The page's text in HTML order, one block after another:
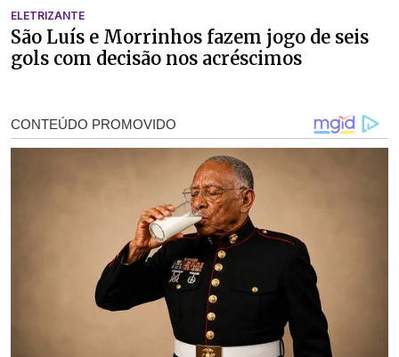
ELETRIZANTE
São Luís e Morrinhos fazem jogo de seis
gols com decisão nos acréscimos